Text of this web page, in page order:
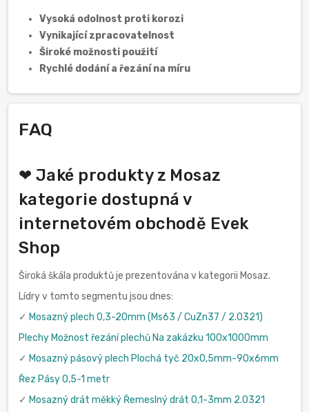
Vysoká odolnost proti korozi
Vynikající zpracovatelnost
Široké možnosti použití
Rychlé dodání a řezání na míru
FAQ
❤ Jaké produkty z Mosaz
kategorie dostupná v
internetovém obchodě Evek
Shop
Široká škála produktů je prezentována v kategorii Mosaz.
Lídry v tomto segmentu jsou dnes:
✓ Mosazný plech 0,3-20mm (Ms63 / CuZn37 / 2.0321)
Plechy Možnost řezání plechů Na zakázku 100x1000mm
✓ Mosazný pásový plech Plochá tyč 20x0,5mm-90x6mm
Řez Pásy 0,5-1 metr
✓ Mosazný drát měkký Řemeslný drát 0,1-3mm 2.0321